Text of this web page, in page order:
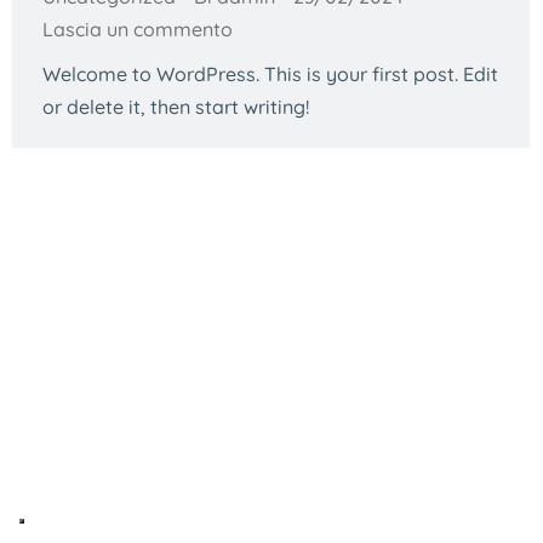
Lascia un commento
Welcome to WordPress. This is your first post. Edit
or delete it, then start writing!